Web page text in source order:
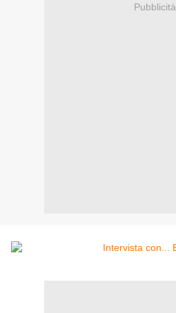
Pubblicità